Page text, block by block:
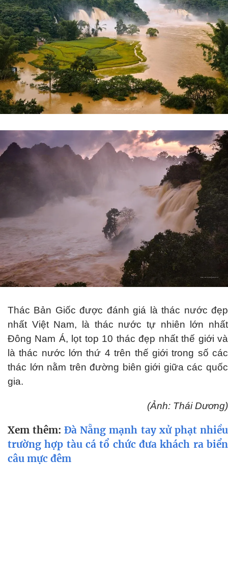
Thác Bản Giốc được đánh giá là thác nước đẹp
nhất Việt Nam, là thác nước tự nhiên lớn nhất
Đông Nam Á, lọt top 10 thác đẹp nhất thế giới và
là thác nước lớn thứ 4 trên thế giới trong số các
thác lớn nằm trên đường biên giới giữa các quốc
gia.
(Ảnh: Thái Dương)
Xem thêm:Đà Nẵng mạnh tay xử phạt nhiều
trường hợp tàu cá tổ chức đưa khách ra biển
câu mực đêm